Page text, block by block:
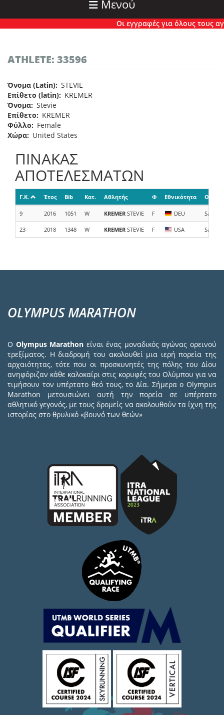
Μενού
Οι εγγραφές για όλους τους
ATHLETE: 33596
Όνομα (Latin) STEVIE
Επίθετο (latin)
KREMER
Όνομα Stevie
Επίθετο
KREMER
Φύλλο
Female
Χώρα
United States
ΠΙΝΑΚΑΣ
ΑΠΟΤΕΛΕΣΜΑΤΩΝ
Γ.Κ. Έτος Bib Κατ. Αθλητής Φ Εθνικότητα
9 2016 1051 W KREMER STEVIE F DEU
23 2018 1348 W KREMER STEVIE F USA
OLYMPUS MARATHON
Ο Olympus Marathon είναι ένας μοναδικός αγώνας ορεινού
τρεξίματος. Η διαδρομή του ακολουθεί μια ιερή πορεία της
αρχαιότητας, τότε που οι προσκυνητές της πόλης του Δίου
ανηφόριζαν κάθε καλοκαίρι στις κορυφές του Ολύμπου για να
τιμήσουν τον υπέρτατο θεό τους, το Δία. Σήμερα ο Olympus
Marathon μετουσιώνει αυτή την πορεία σε υπέρτατο
αθλητικό γεγονός, με τους δρομείς να ακολουθούν τα ίχνη της
ιστορίας στο θρυλικό «βουνό των θεών»